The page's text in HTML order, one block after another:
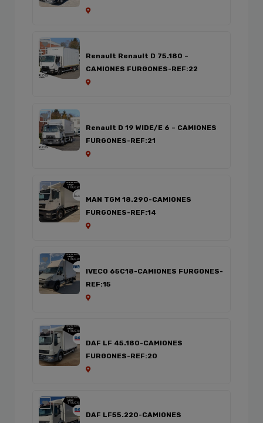
Renault Renault D 75.180 –
CAMIONES FURGONES-REF:22
Renault D 19 WIDE/E 6 – CAMIONES
FURGONES-REF:21
MAN TGM 18.290-CAMIONES
FURGONES-REF:14
IVECO 65C18-CAMIONES FURGONES-
REF:15
DAF LF 45.180-CAMIONES
FURGONES-REF:20
DAF LF55.220-CAMIONES